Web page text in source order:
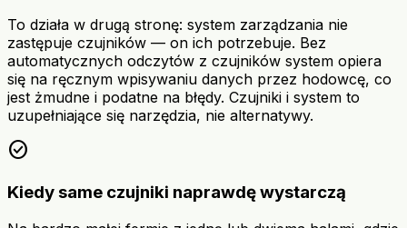
To działa w drugą stronę: system zarządzania nie
zastępuje czujników — on ich potrzebuje. Bez
automatycznych odczytów z czujników system opiera
się na ręcznym wpisywaniu danych przez hodowcę, co
jest żmudne i podatne na błędy. Czujniki i system to
uzupełniające się narzędzia, nie alternatywy.
check_circle
Kiedy same czujniki naprawdę wystarczą